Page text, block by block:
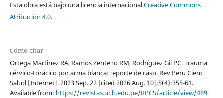
Esta obra está bajo una licencia internacionalCreative Commons
Atribución 4.0.
Cómo citar
Ortega Martinez RA, Ramos Zenteno RM, Rodríguez Gil PC. Trauma
cérvico-torácico por arma blanca: reporte de caso. Rev Peru Cienc
Salud [Internet]. 2023 Sep. 22 [cited 2026 Aug. 10];5(4):355-61.
Available from: https://revistas.udh.edu.pe/RPCS/article/view/469